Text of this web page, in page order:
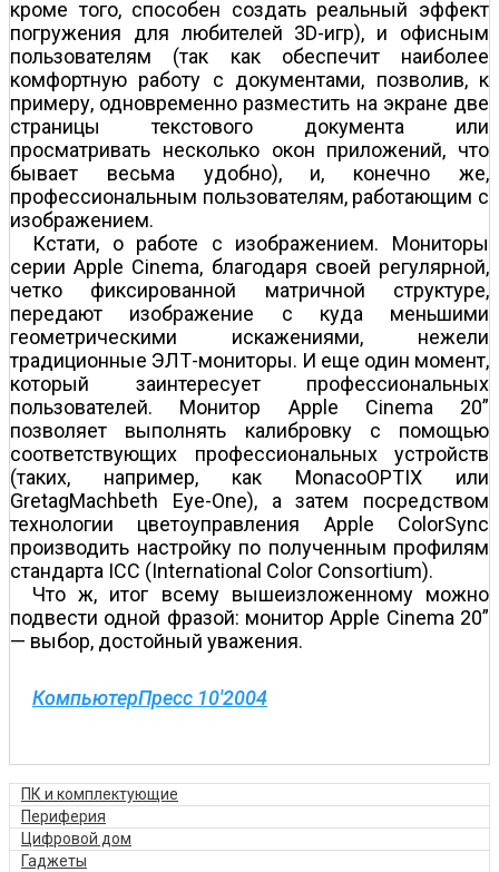
кроме того, способен создать реальный эффект
погружения для любителей 3D-игр), и офисным
пользователям (так как обеспечит наиболее
комфортную работу с документами, позволив, к
примеру, одновременно разместить на экране две
страницы текстового документа или
просматривать несколько окон приложений, что
бывает весьма удобно), и, конечно же,
профессиональным пользователям, работающим с
изображением.
Кстати, о работе с изображением. Мониторы
серии Apple Cinema, благодаря своей регулярной,
четко фиксированной матричной структуре,
передают изображение с куда меньшими
геометрическими искажениями, нежели
традиционные ЭЛТ-мониторы. И еще один момент,
который заинтересует профессиональных
пользователей. Монитор Apple Cinema 20”
позволяет выполнять калибровку с помощью
соответствующих профессиональных устройств
(таких, например, как MonacoOPTIX или
GretagMachbeth Eye-One), а затем посредством
технологии цветоуправления Apple ColorSync
производить настройку по полученным профилям
стандарта ICC (International Color Consortium).
Что ж, итог всему вышеизложенному можно
подвести одной фразой: монитор Apple Cinema 20”
— выбор, достойный уважения.
КомпьютерПресс 10'2004
ПК и комплектующие
Периферия
Цифровой дом
Гаджеты